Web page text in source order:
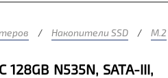
/ Накопители SSD / M.2
N535N, SATA-III,